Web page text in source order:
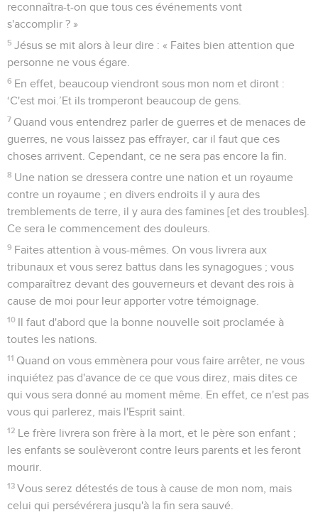
reconnaîtra-t-on que tous ces événements vont
s'accomplir ? »
5 Jésus se mit alors à leur dire : « Faites bien attention que
personne ne vous égare.
6 En effet, beaucoup viendront sous mon nom et diront :
‘C'est moi.’Et ils tromperont beaucoup de gens.
7 Quand vous entendrez parler de guerres et de menaces de
guerres, ne vous laissez pas effrayer, car il faut que ces
choses arrivent. Cependant, ce ne sera pas encore la fin.
8 Une nation se dressera contre une nation et un royaume
contre un royaume ; en divers endroits il y aura des
tremblements de terre, il y aura des famines [et des troubles].
Ce sera le commencement des douleurs.
9 Faites attention à vous-mêmes. On vous livrera aux
tribunaux et vous serez battus dans les synagogues ; vous
comparaîtrez devant des gouverneurs et devant des rois à
cause de moi pour leur apporter votre témoignage.
10 Il faut d'abord que la bonne nouvelle soit proclamée à
toutes les nations.
11 Quand on vous emmènera pour vous faire arrêter, ne vous
inquiétez pas d'avance de ce que vous direz, mais dites ce
qui vous sera donné au moment même. En effet, ce n'est pas
vous qui parlerez, mais l'Esprit saint.
12 Le frère livrera son frère à la mort, et le père son enfant ;
les enfants se soulèveront contre leurs parents et les feront
mourir.
13 Vous serez détestés de tous à cause de mon nom, mais
celui qui persévérera jusqu'à la fin sera sauvé.